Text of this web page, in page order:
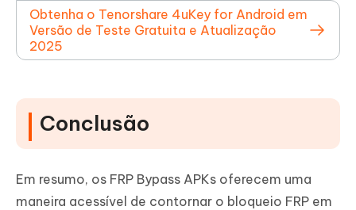
Obtenha o Tenorshare 4uKey for Android em
Versão de Teste Gratuita e Atualização
2025
Conclusão
Em resumo, os FRP Bypass APKs oferecem uma
maneira acessível de contornar o bloqueio FRP em